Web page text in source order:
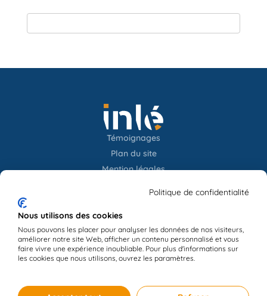
Témoignages
Plan du site
Mention légales
Newsletter
Contact
Politique de confidentialité
Nous utilisons des cookies
Nous pouvons les placer pour analyser les données de nos visiteurs,
améliorer notre site Web, afficher un contenu personnalisé et vous
faire vivre une expérience inoubliable. Pour plus d'informations sur
les cookies que nous utilisons, ouvrez les paramètres.